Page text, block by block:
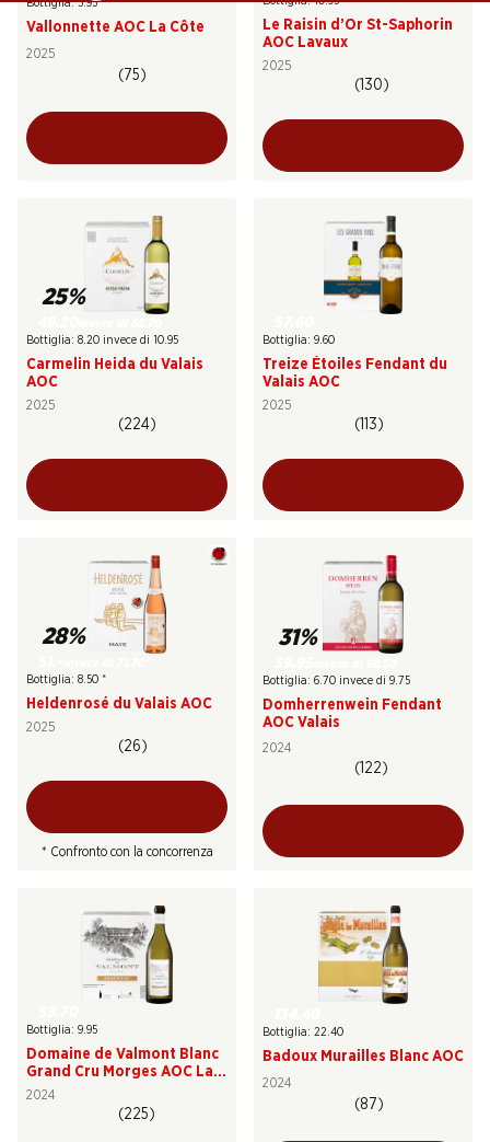
Bottiglia: 5.95
Vallonnette AOC La Côte
2025
(75)
Le Raisin d’Or St-Saphorin
AOC Lavaux
2025
(130)
25%
Bottiglia: 8.20 invece di 10.95
Carmelin Heida du Valais
AOC
2025
(224)
Bottiglia: 9.60
Treize Étoiles Fendant du
Valais AOC
2025
(113)
28%
Bottiglia: 8.50 *
Heldenrosé du Valais AOC
2025
(26)
* Confronto con la concorrenza
31%
Bottiglia: 6.70 invece di 9.75
Domherrenwein Fendant
AOC Valais
2024
(122)
Bottiglia: 9.95
Domaine de Valmont Blanc
Grand Cru Morges AOC La
Côte
2024
(225)
Bottiglia: 22.40
Badoux Murailles Blanc AOC
2024
(87)